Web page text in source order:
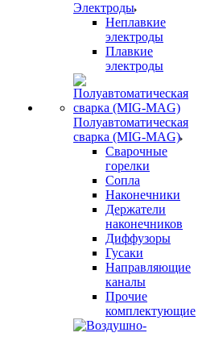
Электроды
Неплавкие
электроды
Плавкие
электроды
Полуавтоматическая
сварка (MIG-MAG)
Сварочные
горелки
Сопла
Наконечники
Держатели
наконечников
Диффузоры
Гусаки
Направляющие
каналы
Прочие
комплектующие